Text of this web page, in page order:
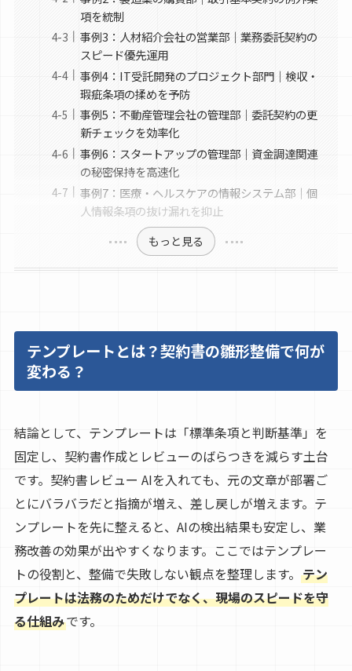
項を統制
事例3：人材紹介会社の営業部｜業務委託契約の
スピード優先運用
事例4：IT受託開発のプロジェクト部門｜検収・
瑕疵条項の揉めを予防
事例5：不動産管理会社の管理部｜委託契約の更
新チェックを効率化
事例6：スタートアップの管理部｜資金調達関連
の秘密保持を高速化
事例7：医療・ヘルスケアの情報システム部｜個
人情報条項の抜け漏れを抑止
もっと見る
テンプレートとは？契約書の雛形整備で何が
変わる？
結論として、テンプレートは「標準条項と判断基準」を
固定し、契約書作成とレビューのばらつきを減らす土台
です。契約書レビュー AIを入れても、元の文章が部署ご
とにバラバラだと指摘が増え、差し戻しが増えます。テ
ンプレートを先に整えると、AIの検出結果も安定し、業
務改善の効果が出やすくなります。ここではテンプレー
トの役割と、整備で失敗しない観点を整理します。 テン
プレートは法務のためだけでなく、現場のスピードを守
る仕組みです。